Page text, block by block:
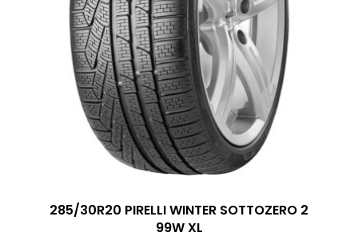
285/30R20 PIRELLI WINTER SOTTOZERO 2
99W XL